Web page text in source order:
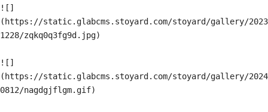
![]
(https://static.glabcms.stoyard.com/stoyard/gallery/2023
1228/zqkq0q3fg9d.jpg)
![]
(https://static.glabcms.stoyard.com/stoyard/gallery/2024
0812/nagdgjflgm.gif)